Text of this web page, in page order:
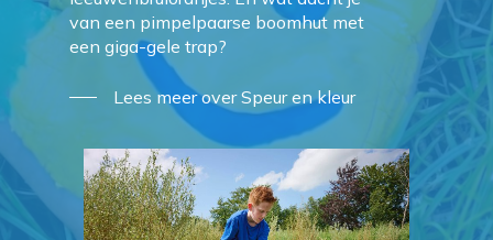
van een pimpelpaarse boomhut met
een giga-gele trap?
Lees meer over Speur en kleur